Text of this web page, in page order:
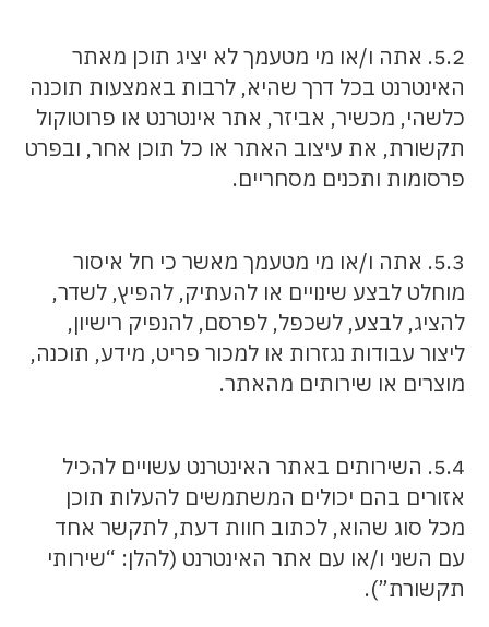
5.2. אתה ו/או מי מטעמך לא יציג תוכן מאתר
האינטרנט בכל דרך שהיא, לרבות באמצעות תוכנה
כלשהי, מכשיר, אביזר, אתר אינטרנט או פרוטוקול
תקשורת, את עיצוב האתר או כל תוכן אחר, ובפרט
פרסומות ותכנים מסחריים.
5.3. אתה ו/או מי מטעמך מאשר כי חל איסור
מוחלט לבצע שינויים או להעתיק, להפיץ, לשדר,
להציג, לבצע, לשכפל, לפרסם, להנפיק רישיון,
ליצור עבודות נגזרות או למכור פריט, מידע, תוכנה,
מוצרים או שירותים מהאתר.
5.4. השירותים באתר האינטרנט עשויים להכיל
אזורים בהם יכולים המשתמשים להעלות תוכן
מכל סוג שהוא, לכתוב חוות דעת, לתקשר אחד
עם השני ו/או עם אתר האינטרנט (להלן: “שירותי
תקשורת”).